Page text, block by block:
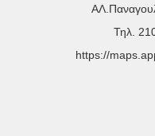
Τηλ. 210
https://